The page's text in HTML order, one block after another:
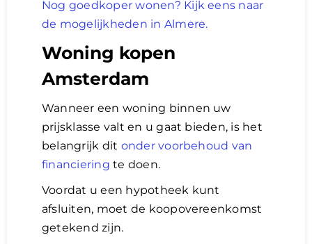
Nog goedkoper wonen? Kijk eens naar
de mogelijkheden in Almere.
Woning kopen
Amsterdam
Wanneer een woning binnen uw
prijsklasse valt en u gaat bieden, is het
belangrijk dit onder voorbehoud van
financiering te doen.
Voordat u een hypotheek kunt
afsluiten, moet de koopovereenkomst
getekend zijn.